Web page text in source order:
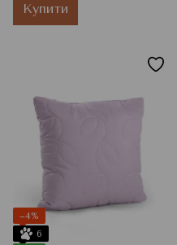
Купити
−4%
6